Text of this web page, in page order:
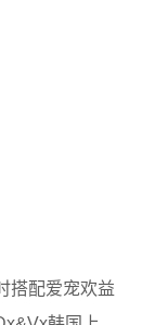
搭配爱宠欢益